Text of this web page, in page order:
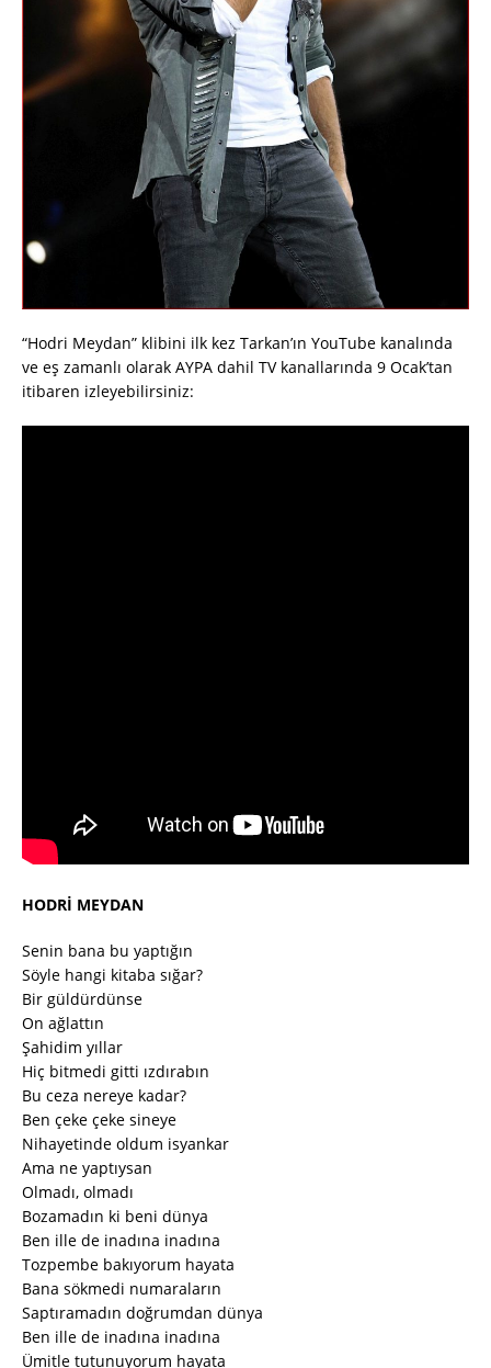
“Hodri Meydan” klibini ilk kez Tarkan’ın YouTube kanalında
ve eş zamanlı olarak AYPA dahil TV kanallarında 9 Ocak’tan
itibaren izleyebilirsiniz:
HODRİ MEYDAN
Senin bana bu yaptığın
Söyle hangi kitaba sığar?
Bir güldürdünse
On ağlattın
Şahidim yıllar
Hiç bitmedi gitti ızdırabın
Bu ceza nereye kadar?
Ben çeke çeke sineye
Nihayetinde oldum isyankar
Ama ne yaptıysan
Olmadı, olmadı
Bozamadın ki beni dünya
Ben ille de inadına inadına
Tozpembe bakıyorum hayata
Bana sökmedi numaraların
Saptıramadın doğrumdan dünya
Ben ille de inadına inadına
Ümitle tutunuyorum hayata